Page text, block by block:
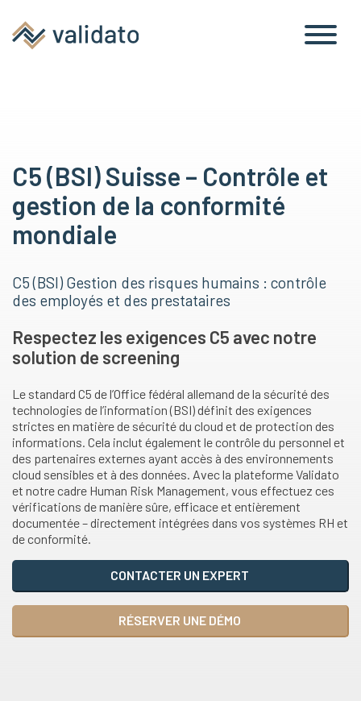
C5 (BSI) Suisse – Contrôle et
gestion de la conformité
mondiale
C5 (BSI) Gestion des risques humains : contrôle
des employés et des prestataires
Respectez les exigences C5 avec notre
solution de screening
Le standard C5 de l’Office fédéral allemand de la sécurité des
technologies de l’information (BSI) définit des exigences
strictes en matière de sécurité du cloud et de protection des
informations. Cela inclut également le contrôle du personnel et
des partenaires externes ayant accès à des environnements
cloud sensibles et à des données. Avec la plateforme Validato
et notre cadre Human Risk Management, vous effectuez ces
vérifications de manière sûre, efficace et entièrement
documentée – directement intégrées dans vos systèmes RH et
de conformité.
CONTACTER UN EXPERT
RÉSERVER UNE DÉMO